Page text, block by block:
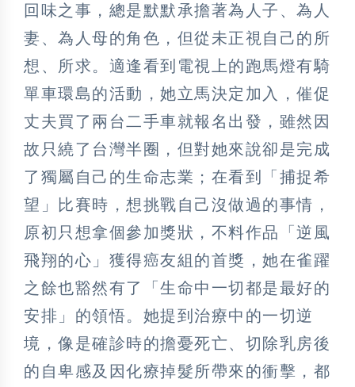
回味之事，總是默默承擔著為人子、為人
妻、為人母的角色，但從未正視自己的所
想、所求。適逢看到電視上的跑馬燈有騎
單車環島的活動，她立馬決定加入，催促
丈夫買了兩台二手車就報名出發，雖然因
故只繞了台灣半圈，但對她來說卻是完成
了獨屬自己的生命志業；在看到「捕捉希
望」比賽時，想挑戰自己沒做過的事情，
原初只想拿個參加獎狀，不料作品「逆風
飛翔的心」獲得癌友組的首獎，她在雀躍
之餘也豁然有了「生命中一切都是最好的
安排」的領悟。她提到治療中的一切逆
境，像是確診時的擔憂死亡、切除乳房後
的自卑感及因化療掉髮所帶來的衝擊，都